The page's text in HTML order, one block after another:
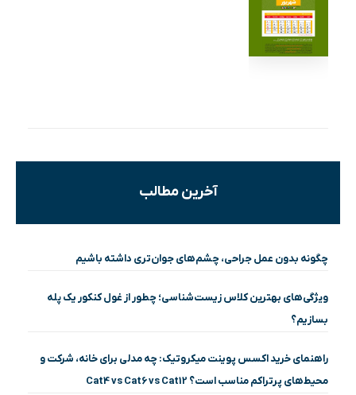
آخرین مطالب
چگونه بدون عمل جراحی، چشم‌های جوان‌تری داشته باشیم
ویژگی‌های بهترین کلاس زیست‌شناسی؛ چطور از غول کنکور یک پله
بسازیم؟
راهنمای خرید اکسس پوینت میکروتیک: چه مدلی برای خانه، شرکت و
محیط‌های پرتراکم مناسب است؟ Cat4 vs Cat6 vs Cat12